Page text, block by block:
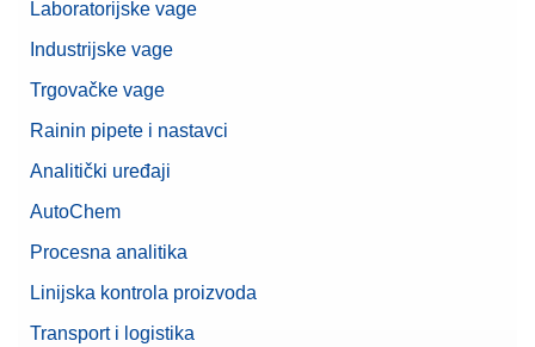
Laboratorijske vage
Industrijske vage
Trgovačke vage
Rainin pipete i nastavci
Analitički uređaji
AutoChem
Procesna analitika
Linijska kontrola proizvoda
Transport i logistika